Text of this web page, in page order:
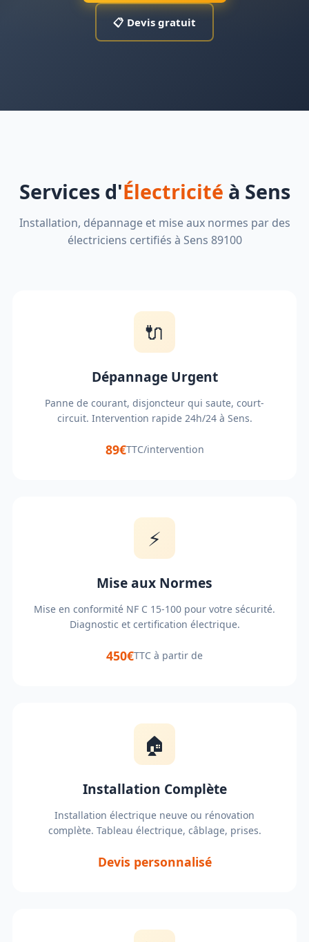
📋 Devis gratuit
Services d'Électricité à Sens
Installation, dépannage et mise aux normes par des
électriciens certifiés à Sens 89100
🔌
Dépannage Urgent
Panne de courant, disjoncteur qui saute, court-
circuit. Intervention rapide 24h/24 à Sens.
89€TTC/intervention
⚡
Mise aux Normes
Mise en conformité NF C 15-100 pour votre sécurité.
Diagnostic et certification électrique.
450€TTC à partir de
🏠
Installation Complète
Installation électrique neuve ou rénovation
complète. Tableau électrique, câblage, prises.
Devis personnalisé